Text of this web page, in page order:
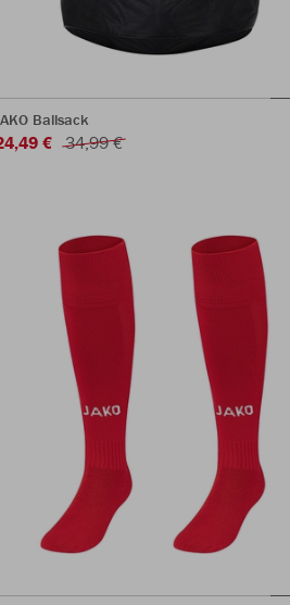
Ballsack
€ 34,99 €